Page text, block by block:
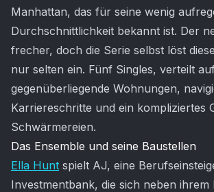
Manhattan, das für seine wenig
Durchschnittlichkeit bekannt ist. Der
frecher, doch die Serie selbst löst
nur selten ein. Fünf Singles, verteilt
gegenüberliegende Wohnungen,
Karriereschritte und ein kompliziertes
Schwärmereien.
Das Ensemble und seine Baustellen
Ella Hunt spielt AJ, eine
Investmentbank, die sich neben ihrem